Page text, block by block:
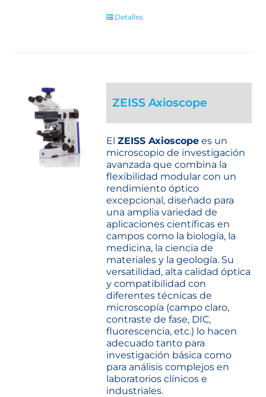
Detalles
ZEISS Axioscope
ElZEISS Axioscope es un
microscopio de investigación
avanzada que combina la
flexibilidad modular con un
rendimiento óptico
excepcional, diseñado para
una amplia variedad de
aplicaciones científicas en
campos como la biología, la
medicina, la ciencia de
materiales y la geología. Su
versatilidad, alta calidad óptica
y compatibilidad con
diferentes técnicas de
microscopía (campo claro,
contraste de fase, DIC,
fluorescencia, etc.) lo hacen
adecuado tanto para
investigación básica como
para análisis complejos en
laboratorios clínicos e
industriales.